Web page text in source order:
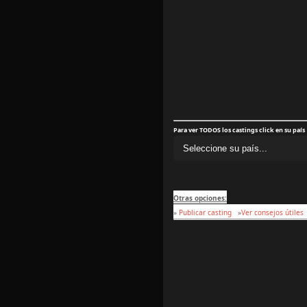
Para ver TODOS los castings click en su país
Otras opciones:
» Publicar casting »Ver consejos útiles